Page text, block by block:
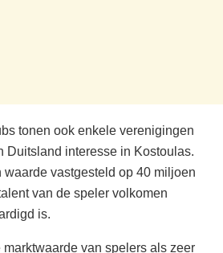
tonen ook enkele verenigingen
Duitsland interesse in Kostoulas.
vastgesteld op 40 miljoen
van de speler volkomen
is.
marktwaarde van spelers als zeer